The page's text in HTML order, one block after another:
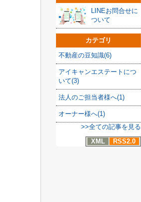
LINEお問合せに
ついて
カテゴリ
不動産の豆知識(6)
アイキャンエステートにつ
いて(3)
法人のご担当者様へ(1)
オーナー様へ(1)
>>全ての記事を見る
XML
RSS2.0